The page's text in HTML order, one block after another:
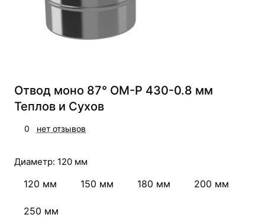
Отвод моно 87° ОМ-Р 430-0.8 мм
Теплов и Сухов
0 нет отзывов
Диаметр: 120 мм
120 мм 150 мм 180 мм 200 мм
250 мм